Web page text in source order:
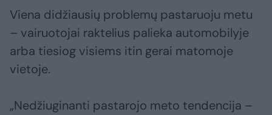
Viena didžiausių problemų pastaruoju metu
– vairuotojai raktelius palieka automobilyje
arba tiesiog visiems itin gerai matomoje
vietoje.
„Nedžiuginanti pastarojo meto tendencija –